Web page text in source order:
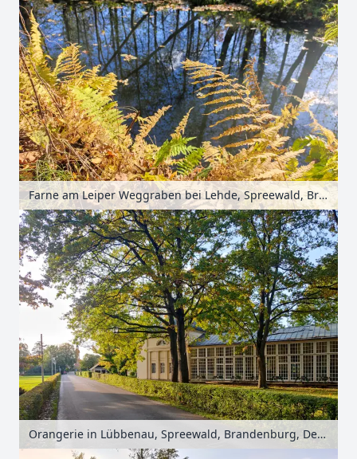
Farne am Leiper Weggraben bei Lehde, Spreewald, Brandenburg, Deutschland
Orangerie in Lübbenau, Spreewald, Brandenburg, Deutschland